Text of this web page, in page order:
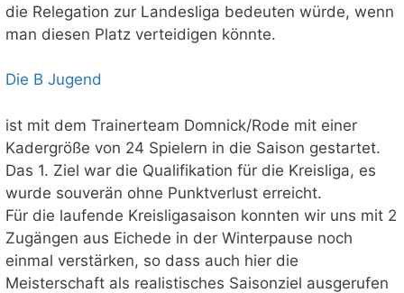
die Relegation zur Landesliga bedeuten würde, wenn
man diesen Platz verteidigen könnte.
Die B Jugend
ist mit dem Trainerteam Domnick/Rode mit einer
Kadergröße von 24 Spielern in die Saison gestartet.
Das 1. Ziel war die Qualifikation für die Kreisliga, es
wurde souverän ohne Punktverlust erreicht.
Für die laufende Kreisligasaison konnten wir uns mit 2
Zugängen aus Eichede in der Winterpause noch
einmal verstärken, so dass auch hier die
Meisterschaft als realistisches Saisonziel ausgerufen